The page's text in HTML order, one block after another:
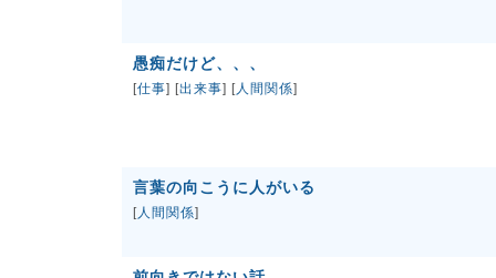
愚痴だけど、、、
[仕事] [出来事] [人間関係]
言葉の向こうに人がいる
[人間関係]